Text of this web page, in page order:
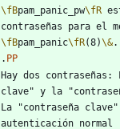
\fBpam_panic_pw\fR
\fBpam_panic\fR(8)\&
. PP
Hay dos contraseñas:
clave" y la
La "contraseña